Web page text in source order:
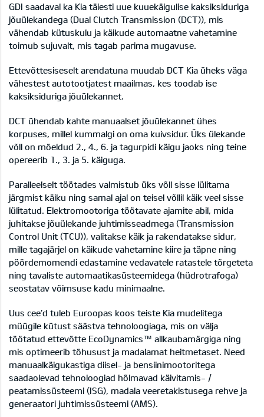
GDI saadaval ka Kia täiesti uue kuuekäigulise kaksiksiduriga
jõuülekandega (Dual Clutch Transmission (DCT)), mis
vähendab kütuskulu ja käikude automaatne vahetamine
toimub sujuvalt, mis tagab parima mugavuse.
Ettevõttesiseselt arendatuna muudab DCT Kia üheks väga
vähestest autotootjatest maailmas, kes toodab ise
kaksiksiduriga jõuülekannet.
DCT ühendab kahte manuaalset jõuülekannet ühes
korpuses, millel kummalgi on oma kuivsidur. Üks ülekande
võll on mõeldud 2., 4., 6. ja tagurpidi käigu jaoks ning teine
opereerib 1., 3. ja 5. käiguga.
Paralleelselt töötades valmistub üks võll sisse lülitama
järgmist käiku ning samal ajal on teisel võllil käik veel sisse
lülitatud. Elektromootoriga töötavate ajamite abil, mida
juhitakse jõuülekande juhtimisseadmega (Transmission
Control Unit (TCU)), valitakse käik ja rakendatakse sidur,
mille tagajärjel on käikude vahetamine kiire ja täpne ning
pöördemomendi edastamine vedavatele ratastele tõrgeteta
ning tavaliste automaatikasüsteemidega (hüdrotrafoga)
seostatav võimsuse kadu minimaalne.
Uus cee’d tuleb Euroopas koos teiste Kia mudelitega
müügile kütust säästva tehnoloogiaga, mis on välja
töötatud ettevõtte EcoDynamics™ allkaubamärgiga ning
mis optimeerib tõhusust ja madalamat heitmetaset. Need
manuaalkäigukastiga diisel- ja bensiinimootoritega
saadaolevad tehnoloogiad hõlmavad käivitamis- /
peatamissüsteemi (ISG), madala veeretakistusega rehve ja
generaatori juhtimissüsteemi (AMS).